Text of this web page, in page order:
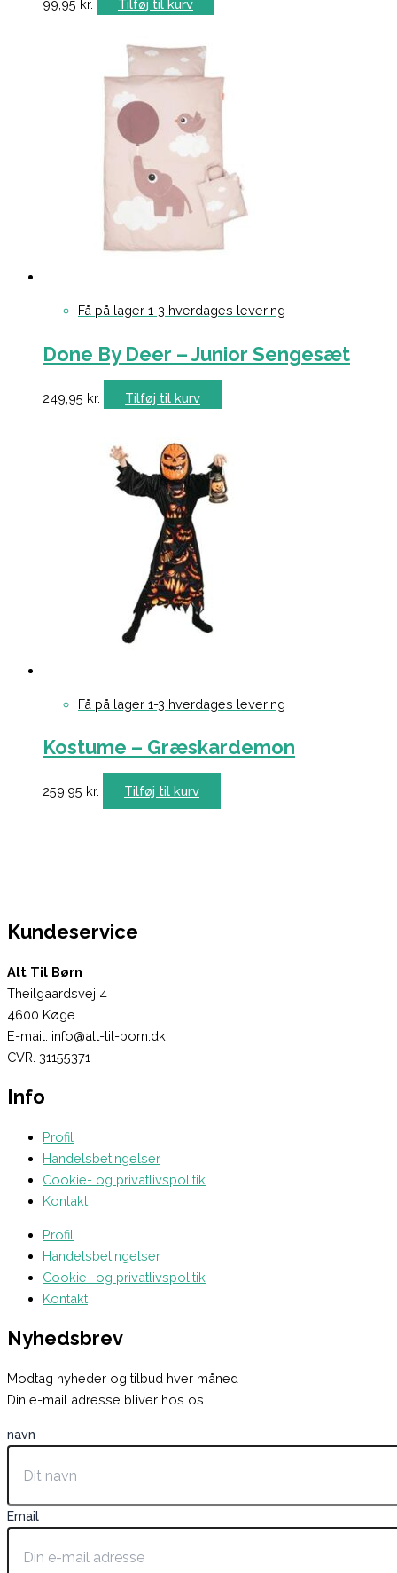
99,95 kr. Tilføj til kurv
Få på lager 1-3 hverdages levering
Done By Deer – Junior Sengesæt
249,95 kr. Tilføj til kurv
Få på lager 1-3 hverdages levering
Kostume – Græskardemon
259,95 kr. Tilføj til kurv
Kundeservice
Alt Til Børn
Theilgaardsvej 4
4600 Køge
E-mail: info@alt-til-born.dk
CVR. 31155371
Info
Profil
Handelsbetingelser
Cookie- og privatlivspolitik
Kontakt
Profil
Handelsbetingelser
Cookie- og privatlivspolitik
Kontakt
Nyhedsbrev
Modtag nyheder og tilbud hver måned
Din e-mail adresse bliver hos os
navn
Email